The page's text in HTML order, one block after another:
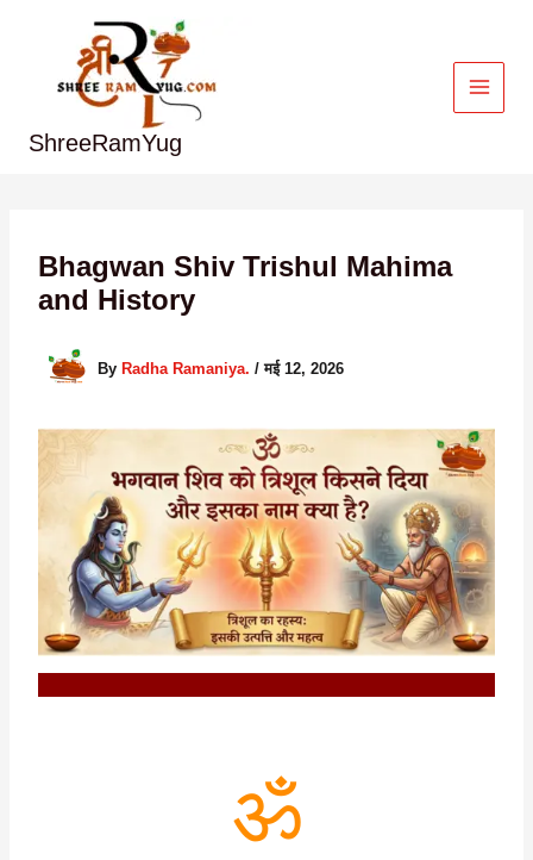
ShreeRamYug
Bhagwan Shiv Trishul Mahima
and History
By Radha Ramaniya. /मई 12, 2026
ॐ